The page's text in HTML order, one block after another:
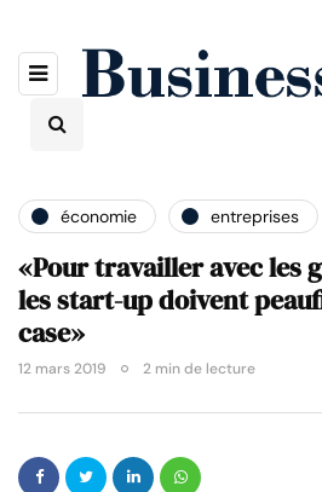
économie entreprises
«Pour travailler avec les
les start-up doivent
case»
12 mars 2019 2 min de lecture